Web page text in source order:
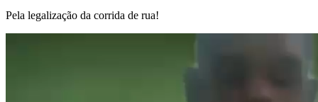
Pela legalização da corrida de rua!